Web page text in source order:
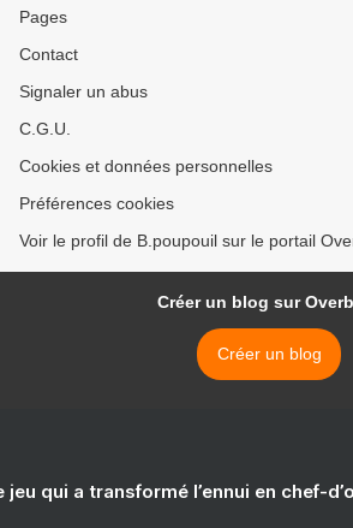
Pages
Contact
Signaler un abus
C.G.U.
Cookies et données personnelles
Préférences cookies
Voir le profil de B.poupouil sur le portail
Créer un blog sur
Créer un blog
jeu qui a transformé l’ennui en chef-